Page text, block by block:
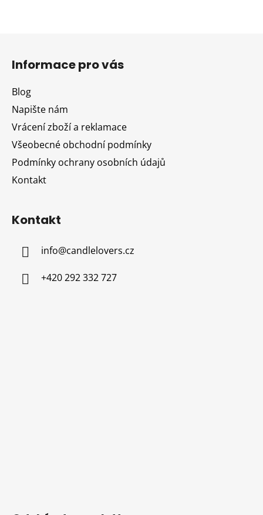
Informace pro vás
Blog
Napište nám
Vrácení zboží a reklamace
Všeobecné obchodní podmínky
Podmínky ochrany osobních údajů
Kontakt
Kontakt
info@candlelovers.cz
+420 292 332 727